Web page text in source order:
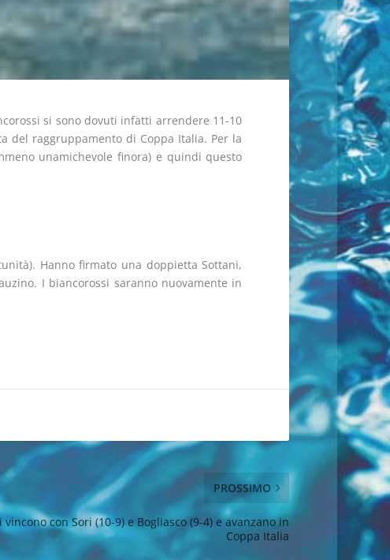
si sono dovuti infatti arrendere 11-10
del raggruppamento di Coppa Italia. Per la
unamichevole finora) e quindi questo
Hanno firmato una doppietta Sottani,
I biancorossi saranno nuovamente in
PROSSIMO
con Sori (10-9) e Bogliasco (9-4) e avanzano in
Coppa Italia